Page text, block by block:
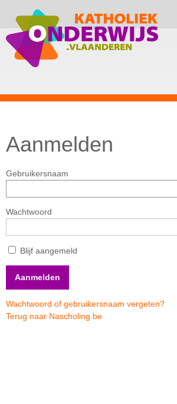
Aanmelden
Gebruikersnaam
Wachtwoord
Blijf aangemeld
Wachtwoord of gebruikersnaam vergeten?
Terug naar Nascholing.be